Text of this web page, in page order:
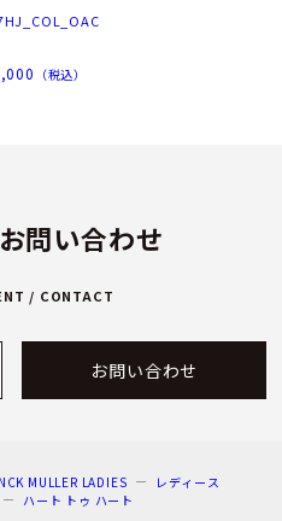
（税込）
問い合わせ
/ CONTACT
お問い合わせ
MULLER LADIES
レディース
ハート トゥ ハート